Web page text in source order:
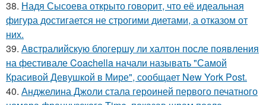
38. Надя Сысоева открыто говорит, что её идеальная
фигура достигается не строгими диетами, а отказом от
них.
39. Австралийскую блогершу ли халтон после появления
на фестивале Coachella начали называть "Самой
Красивой Девушкой в Мире", сообщает New York Post.
40. Анджелина Джоли стала героиней первого печатного